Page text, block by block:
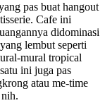
pas buat hangout
Cafe ini
didominasi
lembut seperti
mural tropical
ini juga pas
atau me-time